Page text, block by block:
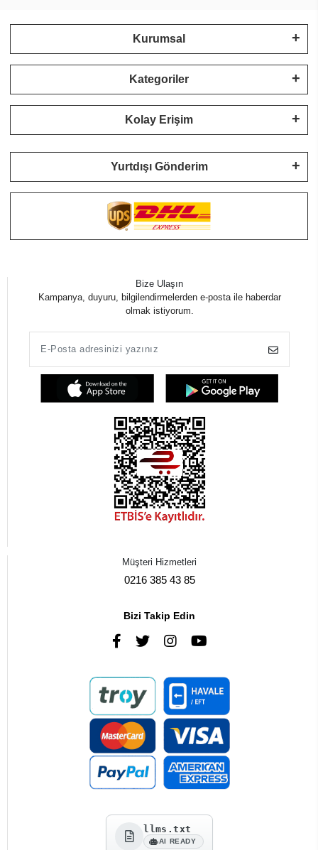
Kurumsal
Kategoriler
Kolay Erişim
Yurtdışı Gönderim
Bize Ulaşın
Kampanya, duyuru, bilgilendirmelerden e-posta ile haberdar
olmak istiyorum.
Müşteri Hizmetleri
0216 385 43 85
Bizi Takip Edin
llms.txt
AI READY